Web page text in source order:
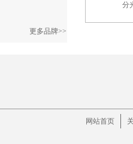
更多品牌>>
分
网站首页